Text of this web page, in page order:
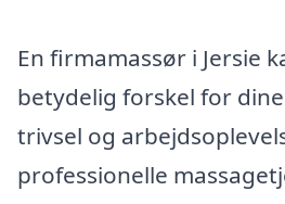
En firmamassør i Jersie
betydelig forskel for
trivsel og
professionelle